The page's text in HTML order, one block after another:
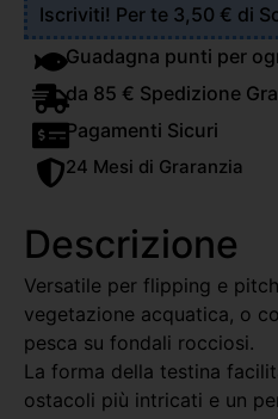
Iscriviti! Per te 3,50 € di
Guadagna punti per
da 85 € Spedizione
Pagamenti Sicuri
24 Mesi di Graranzia
Descrizione
Versatile per flipping e
vegetazione acquatica, o
pesca su fondali rocciosi.
La forma della testina
ostacoli più intricati e un